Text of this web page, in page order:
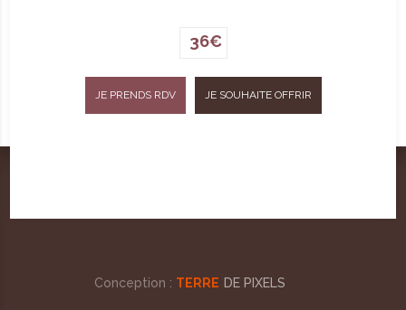
36€
JE PRENDS RDV JE SOUHAITE OFFRIR
Conception : TERRE DE PIXELS